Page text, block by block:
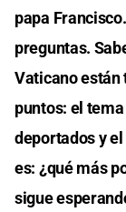
papa
preguntas.
Vaticano están
puntos: el
deportados y
es: ¿qué más
sigue